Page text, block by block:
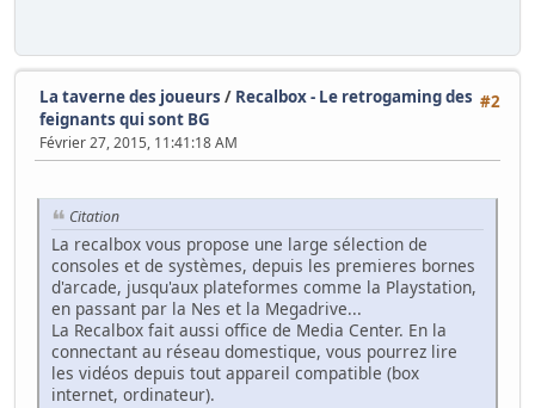
#2
La taverne des joueurs / Recalbox - Le retrogaming des
feignants qui sont BG
Février 27, 2015, 11:41:18 AM
Citation
La recalbox vous propose une large sélection de
consoles et de systèmes, depuis les premieres bornes
d'arcade, jusqu'aux plateformes comme la Playstation,
en passant par la Nes et la Megadrive...
La Recalbox fait aussi office de Media Center. En la
connectant au réseau domestique, vous pourrez lire
les vidéos depuis tout appareil compatible (box
internet, ordinateur).